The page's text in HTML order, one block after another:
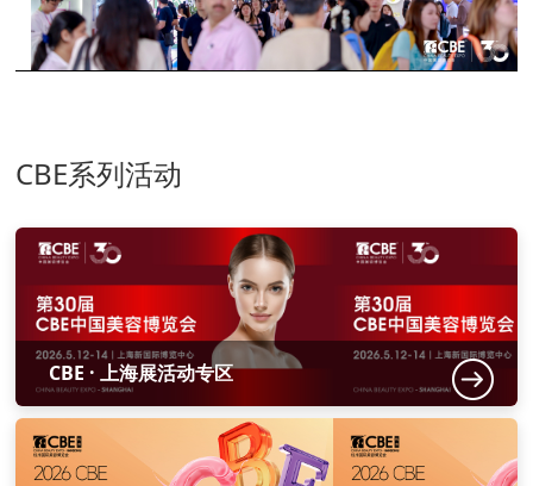
CBE系列活动
CBE · 上海展活动专区